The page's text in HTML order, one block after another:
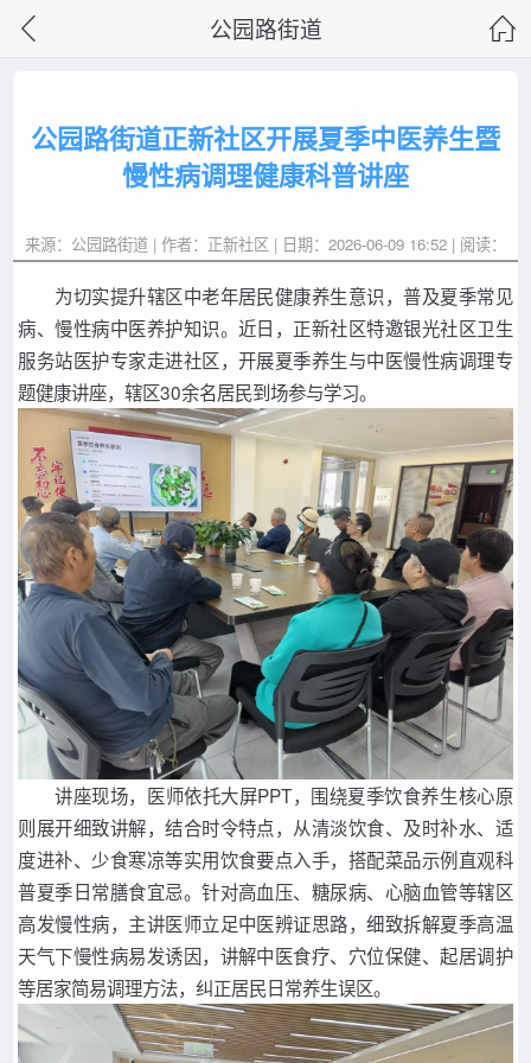
公园路街道
公园路街道正新社区开展夏季中医养生暨
慢性病调理健康科普讲座
来源：公园路街道 | 作者：正新社区 | 日期：2026-06-09 16:52 | 阅读：
为切实提升辖区中老年居民健康养生意识，普及夏季常见
病、慢性病中医养护知识。近日，正新社区特邀银光社区卫生
服务站医护专家走进社区，开展夏季养生与中医慢性病调理专
题健康讲座，辖区30余名居民到场参与学习。
讲座现场，医师依托大屏PPT，围绕夏季饮食养生核心原
则展开细致讲解，结合时令特点，从清淡饮食、及时补水、适
度进补、少食寒凉等实用饮食要点入手，搭配菜品示例直观科
普夏季日常膳食宜忌。针对高血压、糖尿病、心脑血管等辖区
高发慢性病，主讲医师立足中医辨证思路，细致拆解夏季高温
天气下慢性病易发诱因，讲解中医食疗、穴位保健、起居调护
等居家简易调理方法，纠正居民日常养生误区。